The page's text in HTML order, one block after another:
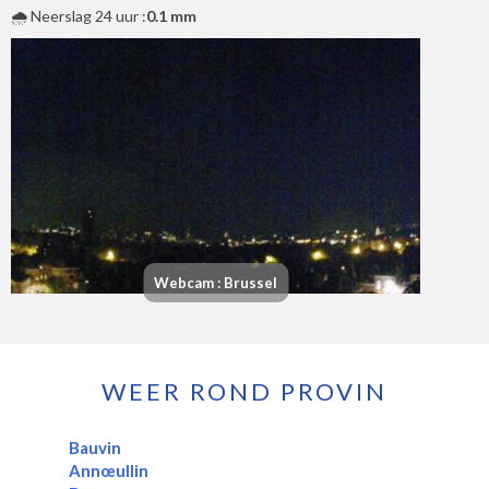
🌧️ Neerslag 24 uur :0.1 mm
Webcam : Brussel
WEER ROND PROVIN
Bauvin
Annœullin